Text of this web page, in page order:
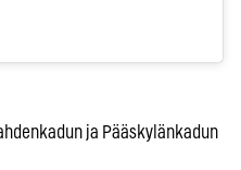
ja Pääskylänkadun